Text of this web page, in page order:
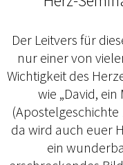
Der Leitvers für
nur einer von
Wichtigkeit des
wie „David,
(Apostelgeschichte
da wird auch euer
ein